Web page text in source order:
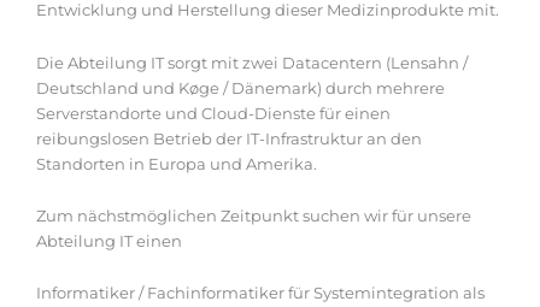
Entwicklung und Herstellung dieser Medizinprodukte mit.
Die Abteilung IT sorgt mit zwei Datacentern (Lensahn /
Deutschland und Køge / Dänemark) durch mehrere
Serverstandorte und Cloud-Dienste für einen
reibungslosen Betrieb der IT-Infrastruktur an den
Standorten in Europa und Amerika.
Zum nächstmöglichen Zeitpunkt suchen wir für unsere
Abteilung IT einen
Informatiker / Fachinformatiker für Systemintegration als